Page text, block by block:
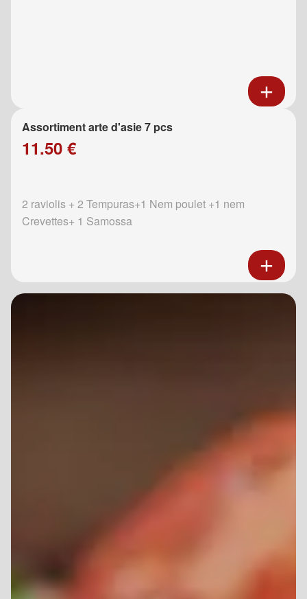
Assortiment arte d'asie 7 pcs
11.50 €
2 raviolis + 2 Tempuras+1 Nem poulet +1 nem
Crevettes+ 1 Samossa